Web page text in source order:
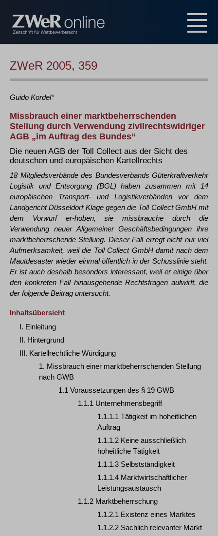
ZWeR 2005, 359
Guido Kordel*
Missbrauch einer marktbeherrschenden
Stellung durch Verwendung zivilrechtswidriger
AGB „im Auftrag des Bundes“
Die neuen AGB der Toll Collect aus der Sicht des
deutschen und europäischen Kartellrechts
18 Mitgliedsverbände des Bundesverbands Güterkraftverkehr
Logistik und Entsorgung (BGL) haben zusammen mit 14
europäischen Transport- und Logistikverbänden vor dem
Landgericht Düsseldorf Klage gegen die Toll Collect GmbH mit
dem Vorwurf er-hoben, sie missbrauche durch die
Verwendung neuer Allgemeiner Geschäftsbedingungen ihre
marktbeherrschende Stellung. Dieser Fall erregt nicht nur viel
Aufmerksamkeit, weil die Toll Collect GmbH damit nach dem
Mautdesaster wieder einmal öffentlich in der Schusslinie steht.
Er ist auch deshalb besonders interessant, weil er einige über
den konkreten Fall hinausgehende Rechtsfragen aufwirft, die
der folgende Beitrag untersucht.
Inhaltsübersicht
I. Einleitung
II. Hintergrund
III. Kartellrechtliche Würdigung
1. Missbrauch einer marktbeherrschenden Stellung
nach GWB
1.1 Voraussetzungen des § 19 GWB
1.1.1 Unternehmensbegriff
1.1.1.1 Tätigkeit im hoheitlichen
Auftrag
1.1.1.2 Keine ausschließlich
hoheitliche Tätigkeit
1.1.1.3 Selbstständigkeit
1.1.1.4 Marktwirtschaftlicher
Leistungsaustausch
1.1.2 Marktbeherrschung
1.1.2.1 Existenz eines Marktes
1.1.2.2 Sachlich relevanter Markt